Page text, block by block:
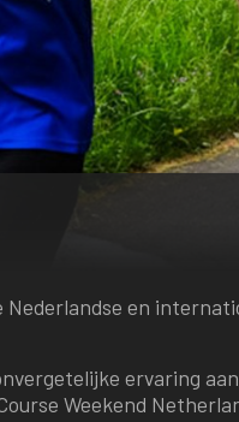
en
ervaring
Weekend